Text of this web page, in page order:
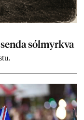
sól­myrkva